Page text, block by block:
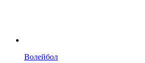
Волейбол